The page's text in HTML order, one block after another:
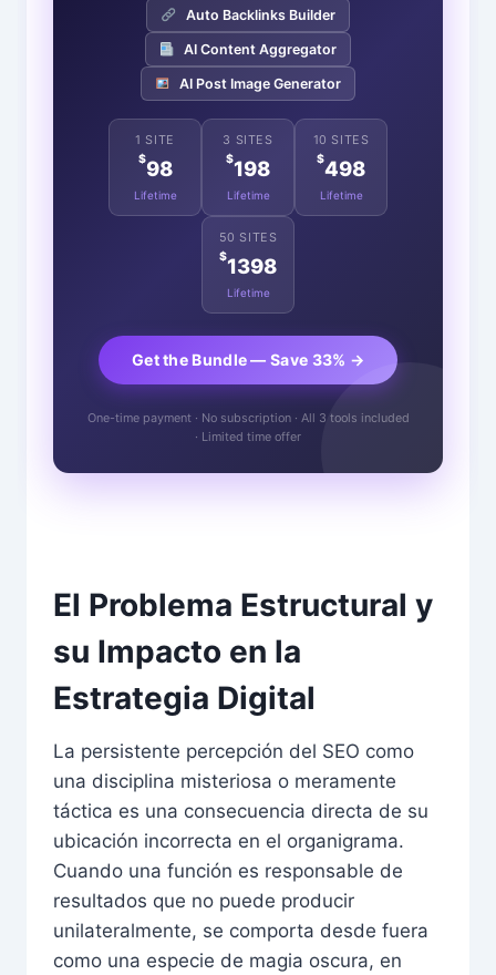
Auto Backlinks Builder
AI Content Aggregator
AI Post Image Generator
1 SITE
$98
Lifetime
3 SITES
$198
Lifetime
10 SITES
$498
Lifetime
50 SITES
$1398
Lifetime
Get the Bundle — Save 33% →
One-time payment · No subscription · All 3 tools included
· Limited time offer
El Problema Estructural y
su Impacto en la
Estrategia Digital
La persistente percepción del SEO como
una disciplina misteriosa o meramente
táctica es una consecuencia directa de su
ubicación incorrecta en el organigrama.
Cuando una función es responsable de
resultados que no puede producir
unilateralmente, se comporta desde fuera
como una especie de magia oscura, en